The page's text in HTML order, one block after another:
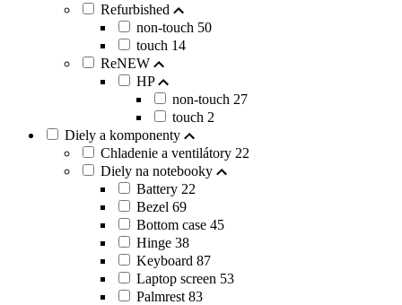
Refurbished
non-touch 50
touch 14
ReNEW
HP
non-touch 27
touch 2
Diely a komponenty
Chladenie a ventilátory 22
Diely na notebooky
Battery 22
Bezel 69
Bottom case 45
Hinge 38
Keyboard 87
Laptop screen 53
Palmrest 83